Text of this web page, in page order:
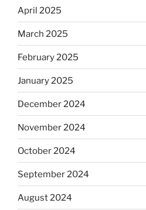
April 2025
March 2025
February 2025
January 2025
December 2024
November 2024
October 2024
September 2024
August 2024